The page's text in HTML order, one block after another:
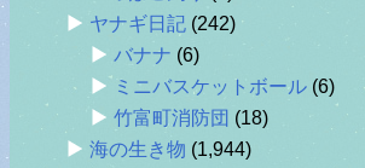
ヤナギ日記 (242)
バナナ (6)
ミニバスケットボール (6)
竹富町消防団 (18)
海の生き物 (1,944)